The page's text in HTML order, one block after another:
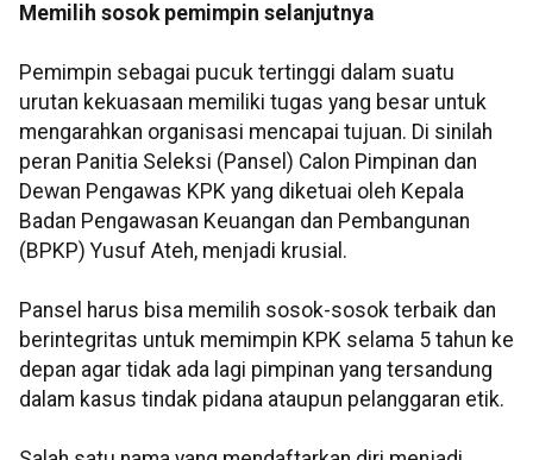
Memilih sosok pemimpin selanjutnya
Pemimpin sebagai pucuk tertinggi dalam suatu
urutan kekuasaan memiliki tugas yang besar untuk
mengarahkan organisasi mencapai tujuan. Di sinilah
peran Panitia Seleksi (Pansel) Calon Pimpinan dan
Dewan Pengawas KPK yang diketuai oleh Kepala
Badan Pengawasan Keuangan dan Pembangunan
(BPKP) Yusuf Ateh, menjadi krusial.
Pansel harus bisa memilih sosok-sosok terbaik dan
berintegritas untuk memimpin KPK selama 5 tahun ke
depan agar tidak ada lagi pimpinan yang tersandung
dalam kasus tindak pidana ataupun pelanggaran etik.